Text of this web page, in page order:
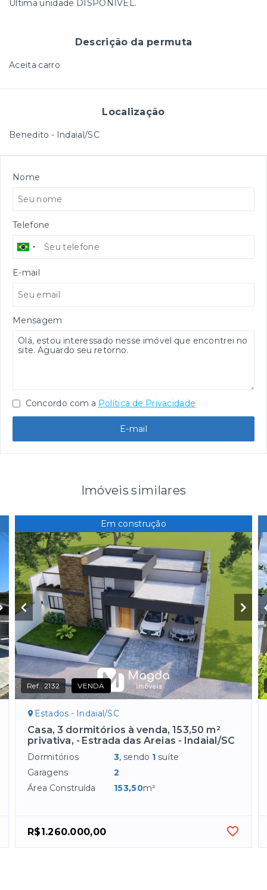
Ultima unidade DISPONIVEL.
Descrição da permuta
Aceita carro
Localização
Benedito - Indaial/SC
Nome
Telefone
E-mail
Mensagem
Concordo com a Política de Privacidade
E-mail
Imóveis similares
Em construção
Ref.:2132 VENDA
Estados - Indaial/SC
Casa, 3 dormitórios à venda, 153,50 m²
privativa, - Estrada das Areias - Indaial/SC
Dormitórios 3, sendo 1 suíte
Garagens
2
Área Construída
153,50m²
R$1.260.000,00